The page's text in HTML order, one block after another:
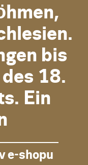
bis
18.
Ein
e-shopu